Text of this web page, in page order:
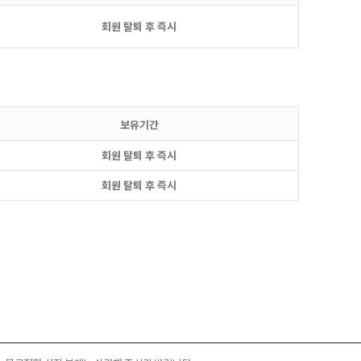
회원 탈퇴 후 즉시
보유기간
회원 탈퇴 후 즉시
회원 탈퇴 후 즉시